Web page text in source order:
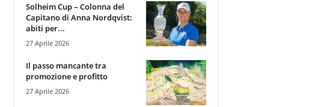
Solheim Cup – Colonna del
Capitano di Anna Nordqvist:
abiti per...
27 Aprile 2026
Il passo mancante tra
promozione e profitto
27 Aprile 2026